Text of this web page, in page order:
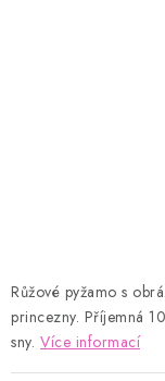
HODNOCENÍ
Podmínky ochrany
Růžové pyžamo s
princezny. Příjemná
sny. Více informací